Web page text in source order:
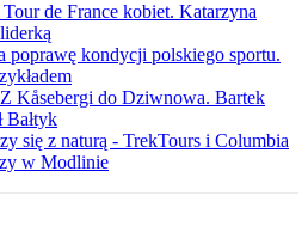
de France kobiet. Katarzyna
poprawę kondycji polskiego sportu.
Kåsebergi do Dziwnowa. Bartek
Bałtyk
się z naturą - TrekTours i Columbia
w Modlinie